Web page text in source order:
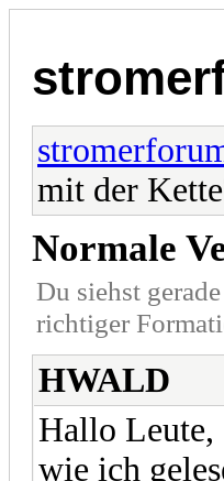
mit der
Normale
Du siehst
richtiger
HWALD
Hallo Leute,
wie ich